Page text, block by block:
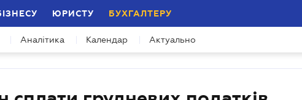
ЮРИСТУ БУХГАЛТЕРУ
Аналітика Календар Актуально